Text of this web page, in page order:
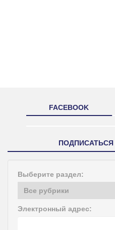
FACEBOOK
Выберите раздел:
Электронный адрес: